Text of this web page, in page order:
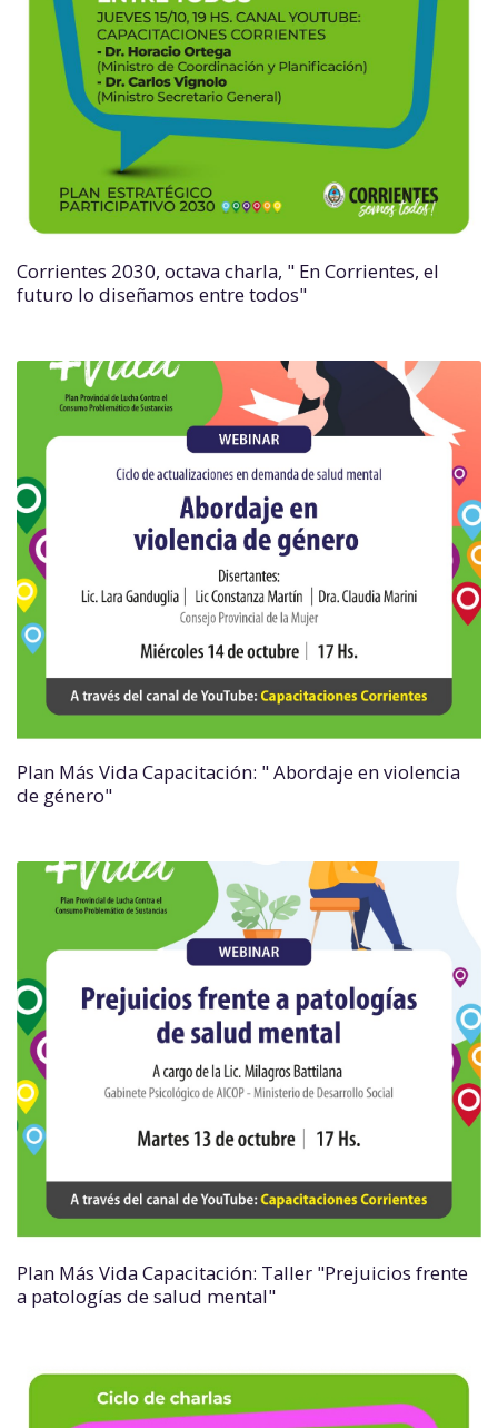
Corrientes 2030, octava charla, " En Corrientes, el
futuro lo diseñamos entre todos"
Plan Más Vida Capacitación: " Abordaje en violencia
de género"
Plan Más Vida Capacitación: Taller "Prejuicios frente
a patologías de salud mental"